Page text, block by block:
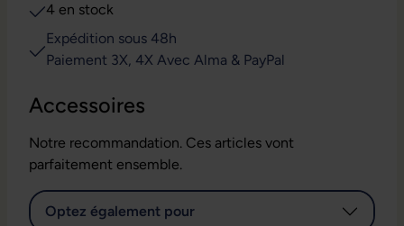
4 en stock
Expédition sous 48h
Paiement 3X, 4X Avec Alma & PayPal
Accessoires
Notre recommandation. Ces articles vont
parfaitement ensemble.
Optez également pour